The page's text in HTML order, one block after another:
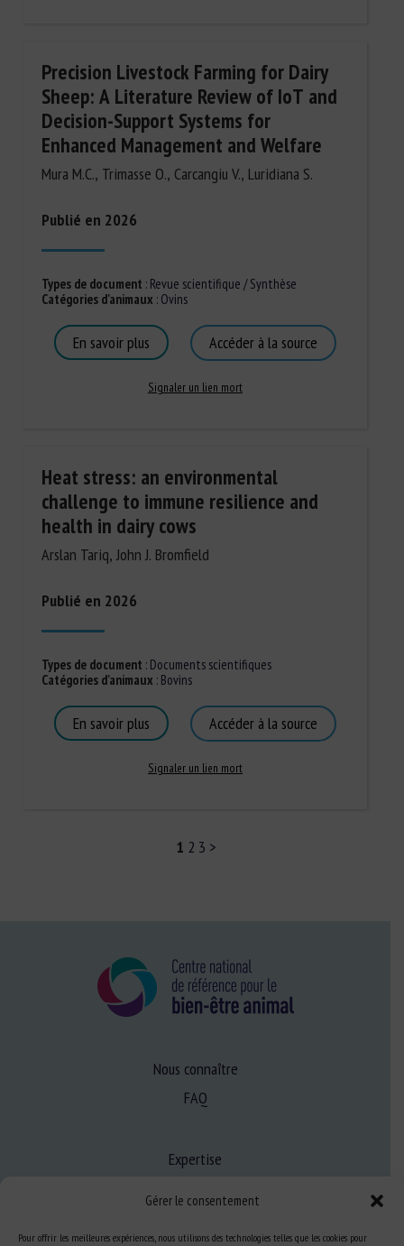
Gérer le consentement
Pour offrir les meilleures expériences, nous utilisons des technologies telles que les cookies pour
Precision Livestock Farming for Dairy
Sheep: A Literature Review of IoT and
Decision-Support Systems for
Enhanced Management and Welfare
Mura M.C., Trimasse O., Carcangiu V., Luridiana S.
Publié en 2026
Types de document : Revue scientifique / Synthèse
Catégories d'animaux : Ovins
En savoir plus Accéder à la source
Signaler un lien mort
Heat stress: an environmental
challenge to immune resilience and
health in dairy cows
Arslan Tariq, John J. Bromfield
Publié en 2026
Types de document : Documents scientifiques
Catégories d'animaux : Bovins
En savoir plus Accéder à la source
Signaler un lien mort
1 2 3 >
Nous connaître
FAQ
Expertise